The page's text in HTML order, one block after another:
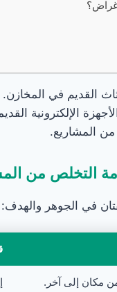
القديم في المخازن.
الإلكترونية
من المشاريع.
التخلص من
في الجوهر والهدف:
مكان إلى آخر.